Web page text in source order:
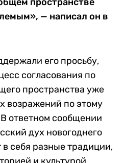
— написал он в
его просьбу,
согласования по
пространства уже
возражений по этому
ответном сообщении
дух новогоднего
себя разные традиции,